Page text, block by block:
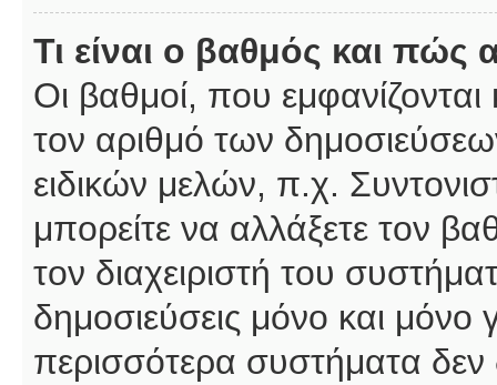
Τι είναι ο βαθμός και
Οι βαθμοί, που
τον αριθμό των
ειδικών μελών, π.χ.
μπορείτε να αλλάξετε τον
τον διαχειριστή του
δημοσιεύσεις μόνο και
περισσότερα συστήματα δεν